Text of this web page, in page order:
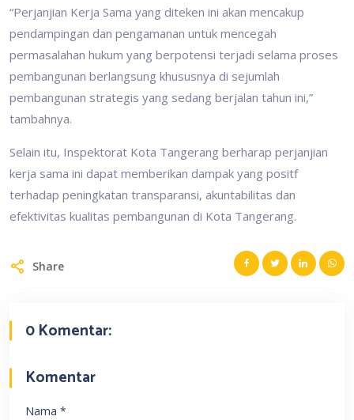
“Perjanjian Kerja Sama yang diteken ini akan mencakup
pendampingan dan pengamanan untuk mencegah
permasalahan hukum yang berpotensi terjadi selama proses
pembangunan berlangsung khususnya di sejumlah
pembangunan strategis yang sedang berjalan tahun ini,”
tambahnya.
Selain itu, Inspektorat Kota Tangerang berharap perjanjian
kerja sama ini dapat memberikan dampak yang positf
terhadap peningkatan transparansi, akuntabilitas dan
efektivitas kualitas pembangunan di Kota Tangerang.
Share
0 Komentar:
Komentar
Nama *